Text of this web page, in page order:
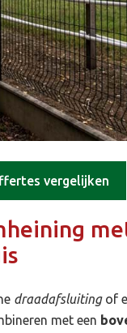
vergelijken
draadafsluitingof
met een